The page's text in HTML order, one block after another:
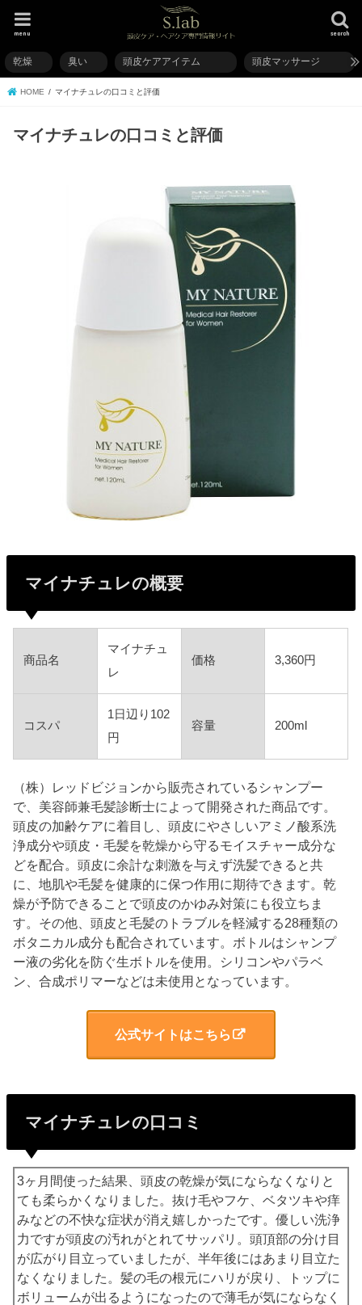
search
menu
乾燥 臭い 頭皮ケアアイテム 頭皮マッサージ
HOME マイナチュレの口コミと評価
マイナチュレの口コミと評価
マイナチュレの概要
商品名
マイナチュ
レ
価格 3,360円
コスパ
1日辺り102
円
容量 200ml
（株）レッドビジョンから販売されているシャンプー
で、美容師兼毛髪診断士によって開発された商品です。
頭皮の加齢ケアに着目し、頭皮にやさしいアミノ酸系洗
浄成分や頭皮・毛髪を乾燥から守るモイスチャー成分な
どを配合。頭皮に余計な刺激を与えず洗髪できると共
に、地肌や毛髪を健康的に保つ作用に期待できます。乾
燥が予防できることで頭皮のかゆみ対策にも役立ちま
す。その他、頭皮と毛髪のトラブルを軽減する28種類の
ボタニカル成分も配合されています。ボトルはシャンプ
ー液の劣化を防ぐ生ボトルを使用。シリコンやパラベ
ン、合成ポリマーなどは未使用となっています。
公式サイトはこちら
マイナチュレの口コミ
3ヶ月間使った結果、頭皮の乾燥が気にならなくなりと
ても柔らかくなりました。抜け毛やフケ、ベタツキや痒
みなどの不快な症状が消え嬉しかったです。優しい洗浄
力ですが頭皮の汚れがとれてサッパリ。頭頂部の分け目
が広がり目立っていましたが、半年後にはあまり目立た
なくなりました。髪の毛の根元にハリが戻り、トップに
ボリュームが出るようになったので薄毛が気にならなく